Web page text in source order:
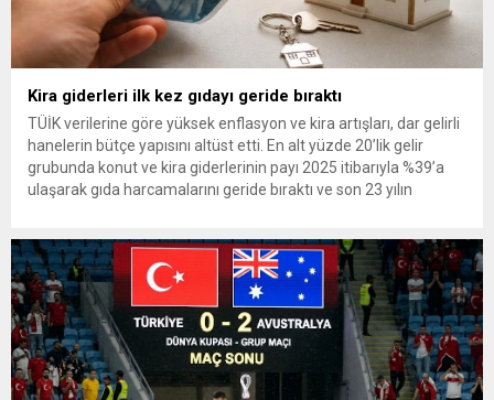
Kira giderleri ilk kez gıdayı geride bıraktı
TÜİK verilerine göre yüksek enflasyon ve kira artışları, dar gelirli
hanelerin bütçe yapısını altüst etti. En alt yüzde 20’lik gelir
grubunda konut ve kira giderlerinin payı 2025 itibarıyla %39’a
ulaşarak gıda harcamalarını geride bıraktı ve son 23 yılın